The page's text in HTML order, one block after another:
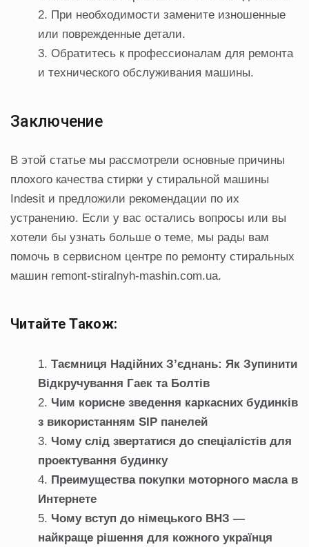
При необходимости замените изношенные
или поврежденные детали.
Обратитесь к профессионалам для ремонта
и технического обслуживания машины.
Заключение
В этой статье мы рассмотрели основные причины
плохого качества стирки у стиральной машины
Indesit и предложили рекомендации по их
устранению. Если у вас остались вопросы или вы
хотели бы узнать больше о теме, мы рады вам
помочь в сервисном центре по ремонту стиральных
машин remont-stiralnyh-mashin.com.ua.
Читайте Також:
Таємниця Надійних З’єднань: Як Зупинити
Відкручування Гаек та Болтів
Чим корисне зведення каркасних будинків
з використанням SIP панелей
Чому слід звертатися до спеціалістів для
проектування будинку
Преимущества покупки моторного масла в
Интернете
Чому вступ до німецького ВНЗ —
найкраще рішення для кожного українця